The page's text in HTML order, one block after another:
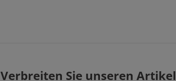
Verbreiten Sie unseren Artikel